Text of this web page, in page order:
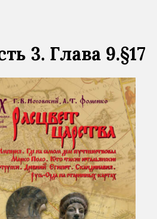
3. Глава 9.§17